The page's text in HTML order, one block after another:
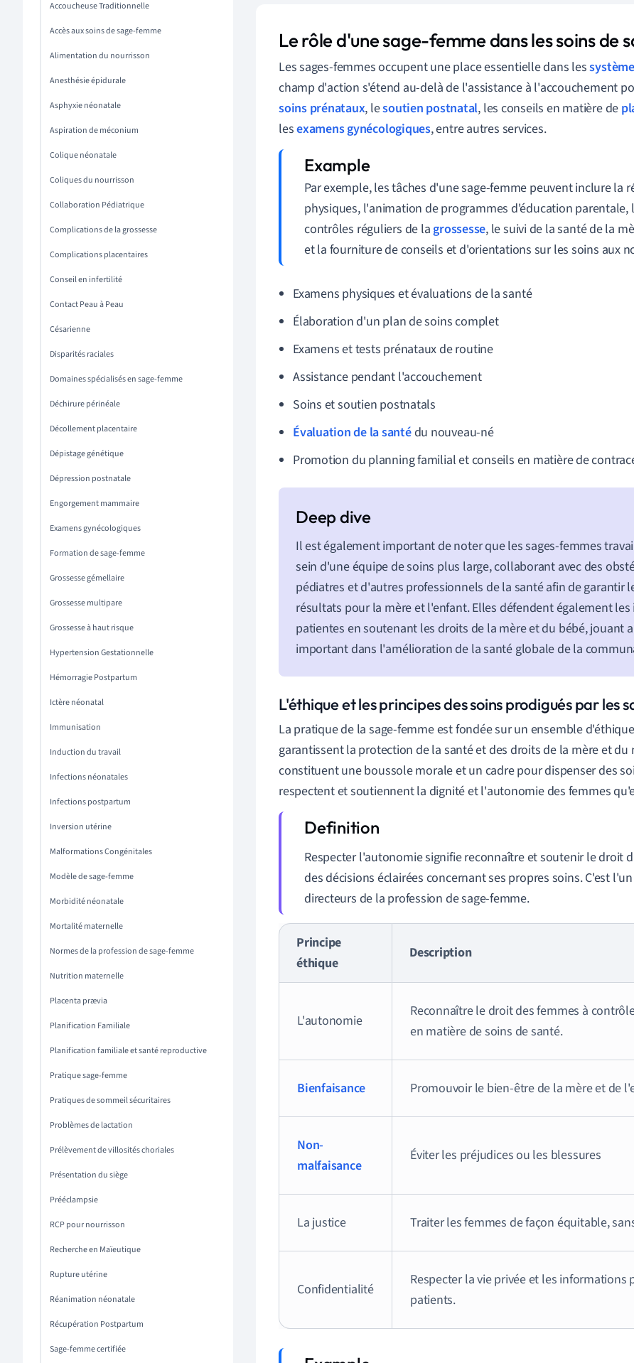
Accoucheuse Traditionnelle
Accès aux soins de sage-femme
Alimentation du nourrisson
Anesthésie épidurale
Asphyxie néonatale
Aspiration de méconium
Colique néonatale
Coliques du nourrisson
Collaboration Pédiatrique
Complications de la grossesse
Complications placentaires
Conseil en infertilité
Contact Peau à Peau
Césarienne
Disparités raciales
Domaines spécialisés en sage-femme
Déchirure périnéale
Décollement placentaire
Dépistage génétique
Dépression postnatale
Engorgement mammaire
Examens gynécologiques
Formation de sage-femme
Grossesse gémellaire
Grossesse multipare
Grossesse à haut risque
Hypertension Gestationnelle
Hémorragie Postpartum
Ictère néonatal
Immunisation
Induction du travail
Infections néonatales
Infections postpartum
Inversion utérine
Malformations Congénitales
Modèle de sage-femme
Morbidité néonatale
Mortalité maternelle
Normes de la profession de sage-femme
Nutrition maternelle
Placenta prævia
Planification Familiale
Planification familiale et santé reproductive
Pratique sage-femme
Pratiques de sommeil sécuritaires
Problèmes de lactation
Prélèvement de villosités choriales
Présentation du siège
Prééclampsie
RCP pour nourrisson
Recherche en Maïeutique
Rupture utérine
Réanimation néonatale
Récupération Postpartum
Sage-femme certifiée
Le rôle d'une sage-femme dans les soins de
Les sages-femmes occupent une place essentielle dans les
champ d'action s'étend au-delà de l'assistance à l'accouchement
soins prénataux, lesoutien postnatal, les conseils en matière de
lesexamens gynécologiques, entre autres services.
Par exemple, les tâches d'une sage-femme peuvent inclure la
physiques, l'animation de programmes d'éducation parentale,
contrôles réguliers de lagrossesse, le suivi de la santé de la
et la fourniture de conseils et d'orientations sur les soins aux
Examens physiques et évaluations de la santé
Élaboration d'un plan de soins complet
Examens et tests prénataux de routine
Assistance pendant l'accouchement
Soins et soutien postnatals
Évaluation de la santédu nouveau-né
Promotion du planning familial et conseils en matière de
Il est également important de noter que les sages-femmes
sein d'une équipe de soins plus large, collaborant avec des
pédiatres et d'autres professionnels de la santé afin de garantir
résultats pour la mère et l'enfant. Elles défendent également
patientes en soutenant les droits de la mère et du bébé, jouant
important dans l'amélioration de la santé globale de la
L'éthique et les principes des soins prodigués par les
La pratique de la sage-femme est fondée sur un ensemble
garantissent la protection de la santé et des droits de la mère et du
constituent une boussole morale et un cadre pour dispenser des
respectent et soutiennent la dignité et l'autonomie des femmes
Respecter l'autonomie signifie reconnaître et soutenir le droit
des décisions éclairées concernant ses propres soins. C'est
directeurs de la profession de sage-femme.
Principe
éthique
Description
L'autonomie
Reconnaître le droit des femmes à
en matière de soins de santé.
Bienfaisance Promouvoir le bien-être de la mère et de
Non-
malfaisance
Éviter les préjudices ou les blessures
La justice Traiter les femmes de façon équitable,
Confidentialité
Respecter la vie privée et les informations
patients.